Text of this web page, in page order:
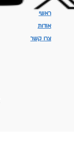
ראשי
אודות
צרו קשר